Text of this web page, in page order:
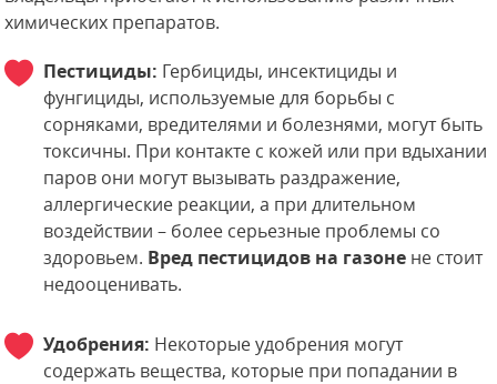
химических препаратов.
Пестициды: Гербициды, инсектициды и
фунгициды, используемые для борьбы с
сорняками, вредителями и болезнями, могут быть
токсичны. При контакте с кожей или при вдыхании
паров они могут вызывать раздражение,
аллергические реакции, а при длительном
воздействии – более серьезные проблемы со
здоровьем. Вред пестицидов на газоне не стоит
недооценивать.
Удобрения: Некоторые удобрения могут
содержать вещества, которые при попадании в